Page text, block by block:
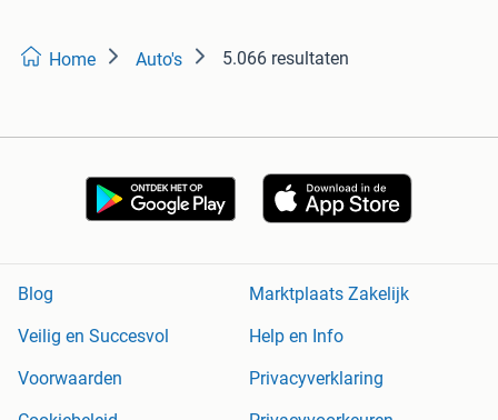
Home Auto's 5.066 resultaten
Blog
Marktplaats Zakelijk
Veilig en Succesvol
Help en Info
Voorwaarden
Privacyverklaring